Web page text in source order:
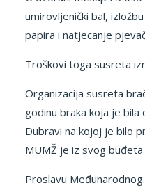
umirovljenički bal,
papira i natjecanje
Troškovi toga susreta
Organizacija susreta
godinu braka koja je bila
Dubravi na kojoj je bilo
MUMŽ je iz svog
Proslavu